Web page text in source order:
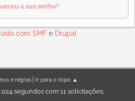
a sua senha?
com SMFe Drupal
e regras| Ir para o topo ▲
segundos com 11 solicitações.